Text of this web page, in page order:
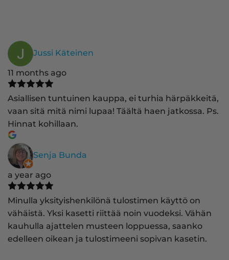
Jussi Käteinen
11 months ago
Asiallisen tuntuinen kauppa, ei turhia härpäkkeitä,
vaan sitä mitä nimi lupaa! Täältä haen jatkossa. Ps.
Hinnat kohillaan.
Senja Bunda
a year ago
Minulla yksityishenkilönä tulostimen käyttö on
vähäistä. Yksi kasetti riittää noin vuodeksi. Vähän
kauhulla ajattelen musteen loppuessa, saanko
edelleen oikean ja tulostimeeni sopivan kasetin.